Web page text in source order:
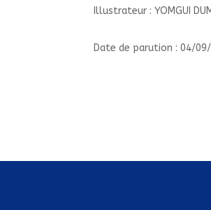
Illustrateur : YOMGUI
Date de parution : 04/